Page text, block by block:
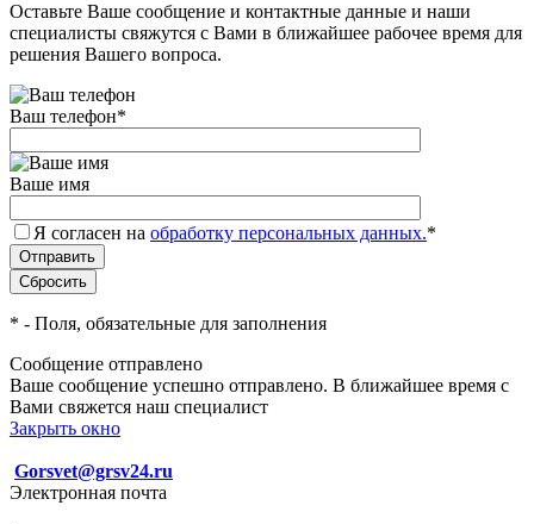
Оставьте Ваше сообщение и контактные данные и наши
специалисты свяжутся с Вами в ближайшее рабочее время для
решения Вашего вопроса.
Ваш телефон*
Ваше имя
Я согласен на обработку персональных данных.*
* - Поля, обязательные для заполнения
Сообщение отправлено
Ваше сообщение успешно отправлено. В ближайшее время с
Вами свяжется наш специалист
Закрыть окно
Gorsvet@grsv24.ru
Электронная почта